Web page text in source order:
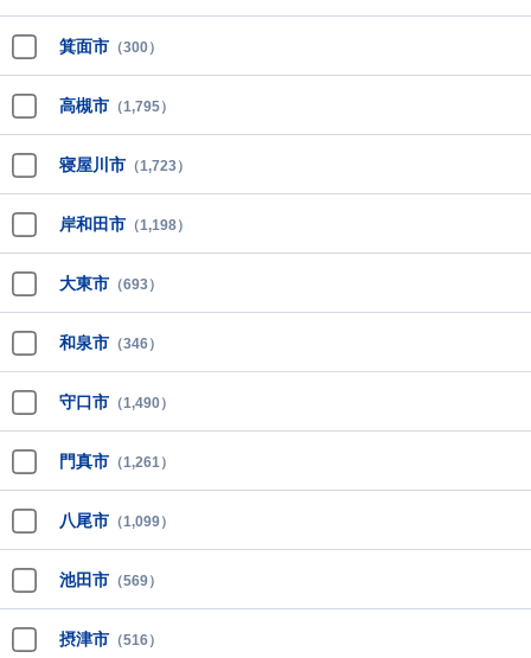
箕面市 （300）
高槻市 （1,795）
寝屋川市 （1,723）
岸和田市 （1,198）
大東市 （693）
和泉市 （346）
守口市 （1,490）
門真市 （1,261）
八尾市 （1,099）
池田市 （569）
摂津市 （516）